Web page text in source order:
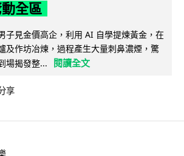
全區
子見金價高企，利用 AI 自學提煉黃金，在
及作坊冶煉，過程產生大量刺鼻濃煙，驚
場揭發整...
閱讀全文
享